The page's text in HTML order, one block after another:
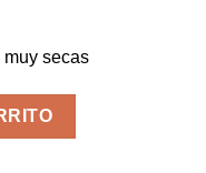
secas
50G cantidad